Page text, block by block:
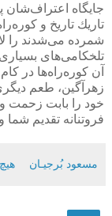
جایگاه اعتراف‌شان
تاریك تاریخ و
شمرده می‌شدند را
تلخكامی‌های
آن كوره‌راه‌ها در
زهرآگین، طعم
خود را بابت زحمت
فروتنانه تقدیم شما
مسعود بُرجيـان